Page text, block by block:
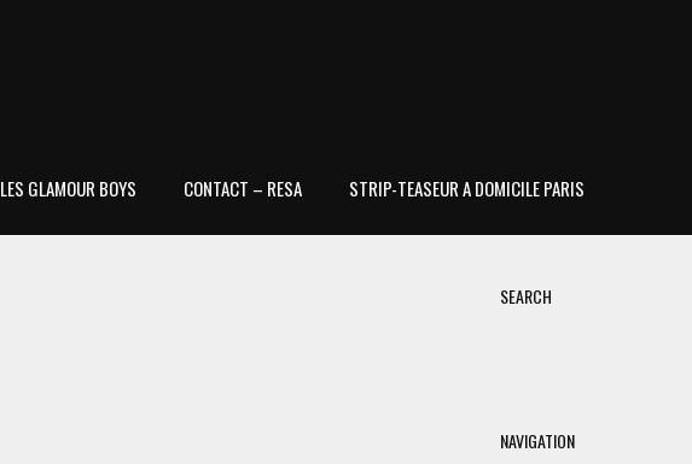
LES GLAMOUR BOYS CONTACT – RESA STRIP-TEASEUR A DOMICILE PARIS
SEARCH
NAVIGATION